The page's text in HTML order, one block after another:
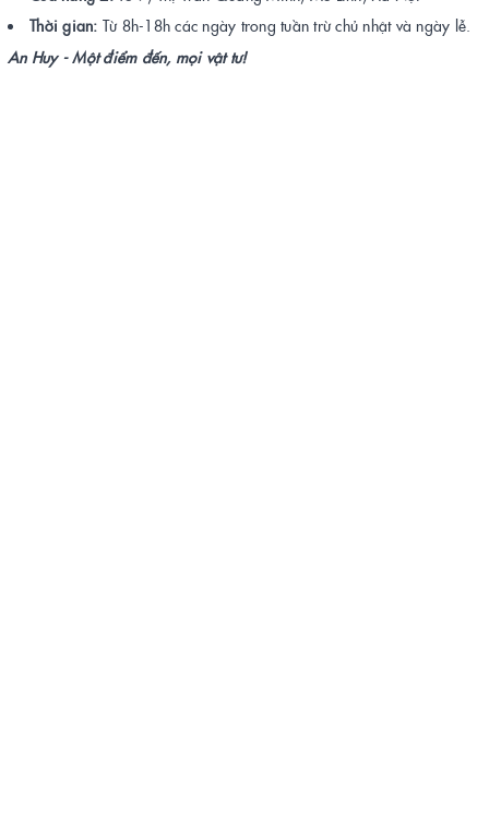
Thời gian: Từ 8h-18h các ngày trong tuần trừ chủ nhật và ngày lễ.
An Huy - Một điểm đến, mọi vật tư!